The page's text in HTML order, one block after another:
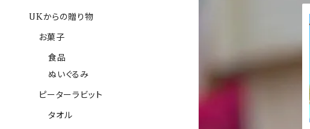
UKからの贈り物
お菓子
食品
ぬいぐるみ
ピーターラビット
タオル